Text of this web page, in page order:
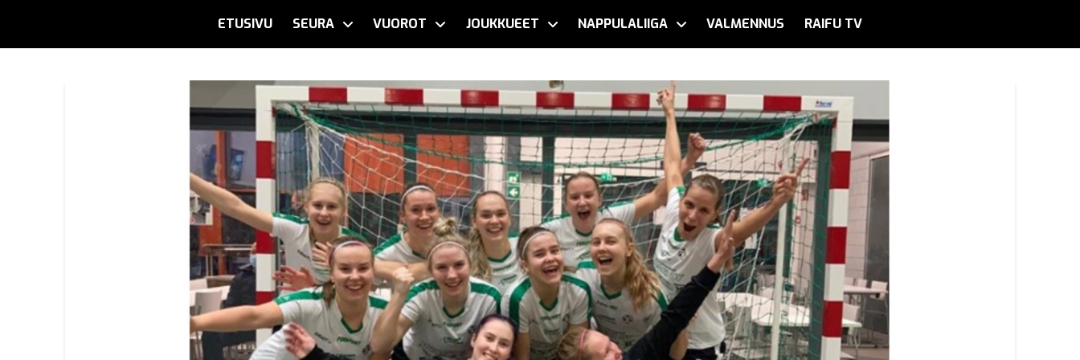
ETUSIVU SEURA VUOROT JOUKKUEET NAPPULALIIGA VALMENNUS RAIFU TV